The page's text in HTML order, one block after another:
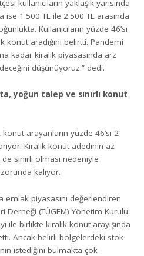
kullanıcıların yaklaşık yarısında
ise 1.500 TL ile 2.500 TL arasında
Kullanıcıların yüzde 46’sı
aradığını belirtti. Pandemi
kadar kiralık piyasasında arz
düşünüyoruz.” dedi.
yoğun talep ve sınırlı konut
arayanların yüzde 46’sı 2
Kiralık konut adedinin az
sınırlı olması nedeniyle
kalıyor.
piyasasını değerlendiren
Derneği (TÜGEM) Yönetim Kurulu
ile birlikte kiralık konut arayışında
Ancak belirli bölgelerdeki stok
istediğini bulmakta çok